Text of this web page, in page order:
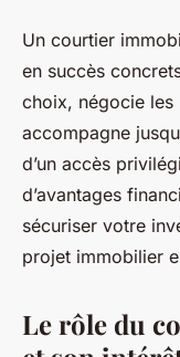
Un courtier
en succès
choix, négocie les
accompagne
d’un accès
d’avantages
sécuriser votre
projet immobilier
Le rôle du